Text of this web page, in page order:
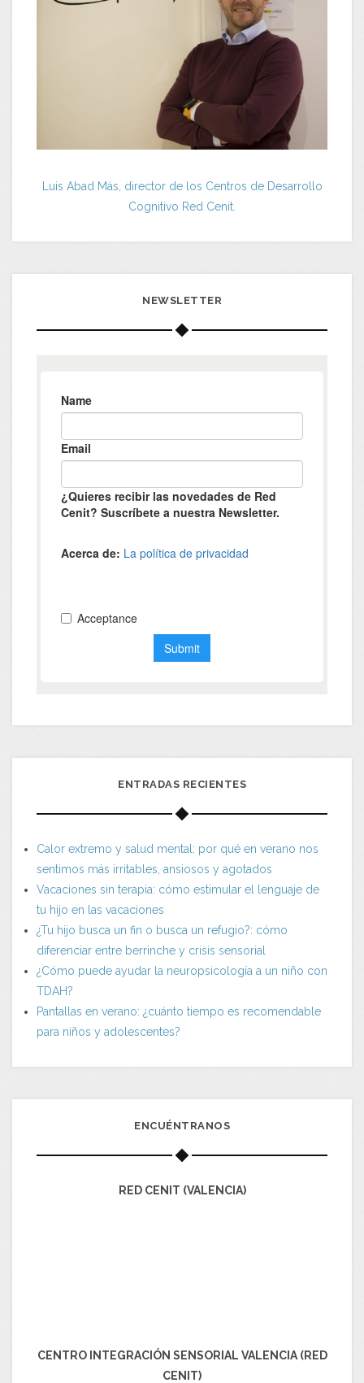
Luis Abad Más, director de los Centros de Desarrollo
Cognitivo Red Cenit.
NEWSLETTER
ENTRADAS RECIENTES
Calor extremo y salud mental: por qué en verano nos
sentimos más irritables, ansiosos y agotados
Vacaciones sin terapia: cómo estimular el lenguaje de
tu hijo en las vacaciones
¿Tu hijo busca un fin o busca un refugio?: cómo
diferenciar entre berrinche y crisis sensorial
¿Cómo puede ayudar la neuropsicología a un niño con
TDAH?
Pantallas en verano: ¿cuánto tiempo es recomendable
para niños y adolescentes?
ENCUÉNTRANOS
RED CENIT (VALENCIA)
CENTRO INTEGRACIÓN SENSORIAL VALENCIA (RED
CENIT)